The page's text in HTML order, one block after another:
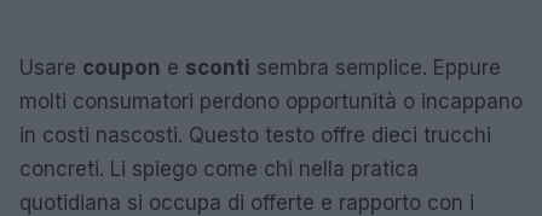
Usare coupon e sconti sembra semplice. Eppure
molti consumatori perdono opportunità o incappano
in costi nascosti. Questo testo offre dieci trucchi
concreti. Li spiego come chi nella pratica
quotidiana si occupa di offerte e rapporto con i